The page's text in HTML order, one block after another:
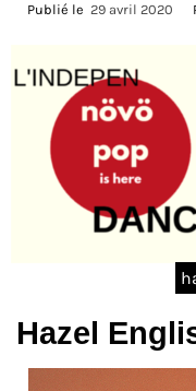
Publié le 29 avril 2020
Hazel